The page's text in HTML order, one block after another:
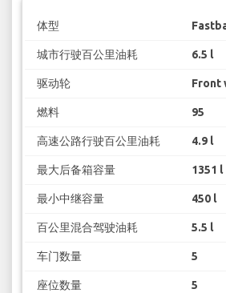
体型
城市行驶百公里油耗 6.5 l
驱动轮 Front
燃料 95
高速公路行驶百公里油耗 4.9 l
最大后备箱容量 1351 l
最小中继容量 450 l
百公里混合驾驶油耗 5.5 l
车门数量 5
座位数量 5